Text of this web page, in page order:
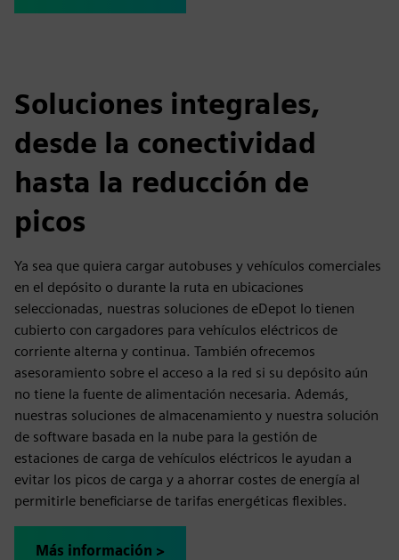
Soluciones integrales,
desde la conectividad
hasta la reducción de
picos
Ya sea que quiera cargar autobuses y vehículos comerciales
en el depósito o durante la ruta en ubicaciones
seleccionadas, nuestras soluciones de eDepot lo tienen
cubierto con cargadores para vehículos eléctricos de
corriente alterna y continua. También ofrecemos
asesoramiento sobre el acceso a la red si su depósito aún
no tiene la fuente de alimentación necesaria. Además,
nuestras soluciones de almacenamiento y nuestra solución
de software basada en la nube para la gestión de
estaciones de carga de vehículos eléctricos le ayudan a
evitar los picos de carga y a ahorrar costes de energía al
permitirle beneficiarse de tarifas energéticas flexibles.
Más información >